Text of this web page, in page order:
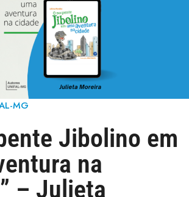
MG
Jibolino em
na
– Julieta